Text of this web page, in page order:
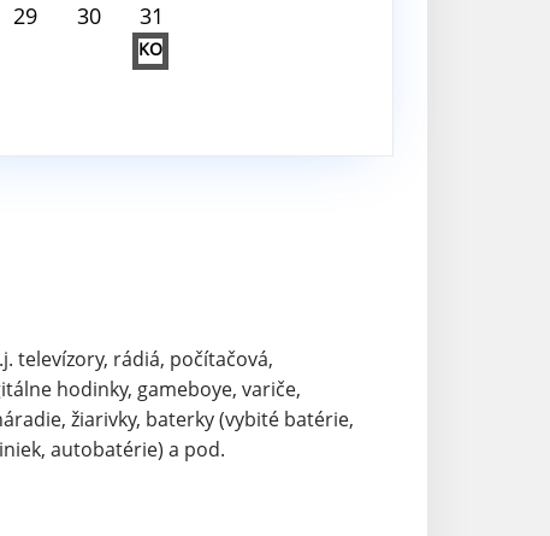
29 30 31
KO
televízory, rádiá, počítačová,
hodinky, gameboye, variče,
žiarivky, baterky (vybité batérie,
autobatérie) a pod.